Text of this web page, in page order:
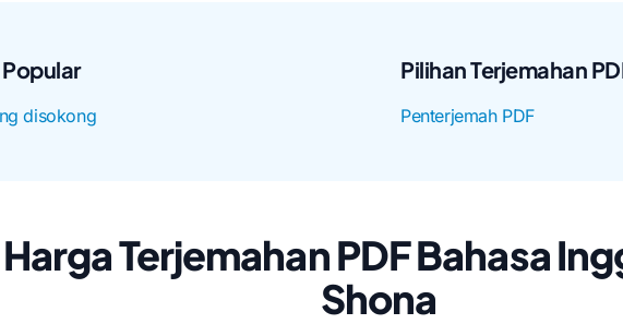
disokong
Pilihan Terjemahan
Penterjemah PDF
Harga Terjemahan PDF Bahasa
Shona